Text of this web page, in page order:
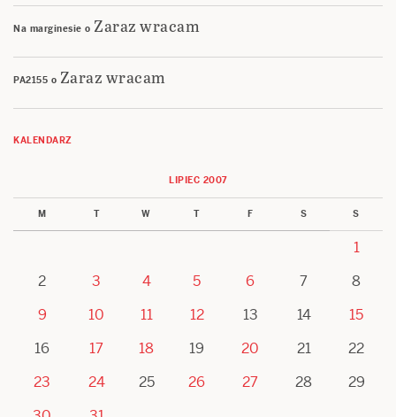
Na marginesie o Zaraz wracam
PA2155 o Zaraz wracam
KALENDARZ
LIPIEC 2007
M T W T F S S
1
2
3 4 5 6 7
8
9
10 11 12 13 14
15
16
17 18 19 20 21
22
23
24 25 26 27 28
29